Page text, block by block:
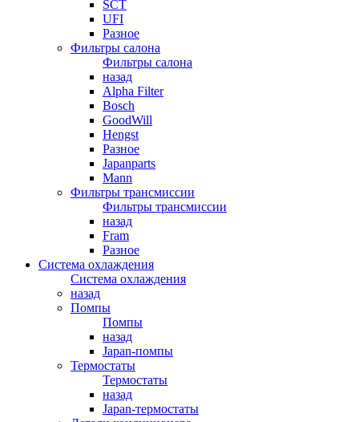
SCT
UFI
Разное
Фильтры салона
Фильтры салона
назад
Alpha Filter
Bosch
GoodWill
Hengst
Разное
Japanparts
Mann
Фильтры трансмиссии
Фильтры трансмиссии
назад
Fram
Разное
Система охлаждения
Система охлаждения
назад
Помпы
Помпы
назад
Japan-помпы
Термостаты
Термостаты
назад
Japan-термостаты